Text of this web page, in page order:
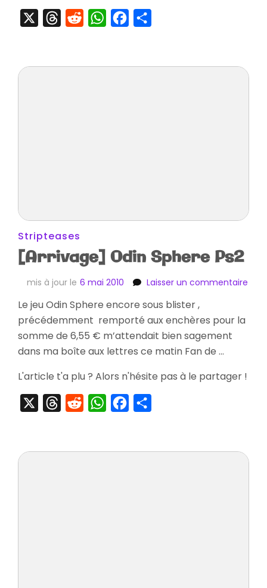
ThreadsRedditWhatsAppFacebook
Stripteases
[Arrivage] Odin Sphere Ps2
mis à jour le 6 mai 2010 Laisser un commentaire
Le jeu Odin Sphere encore sous blister ,
précédemment remporté aux enchères pour la
somme de 6,55 € m’attendait bien sagement
dans ma boîte aux lettres ce matin Fan de …
L'article t'a plu ? Alors n'hésite pas à le partager !
ThreadsRedditWhatsAppFacebook